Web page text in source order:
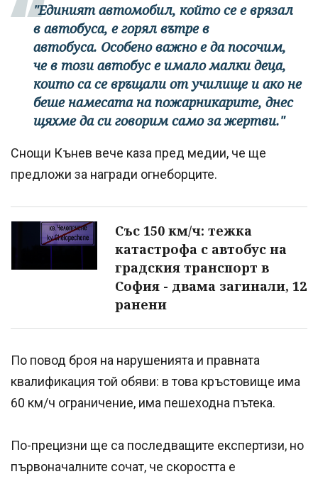
"Единият автомобил, който се е врязал
в автобуса, е горял вътре в
автобуса. Особено важно е да посочим,
че в този автобус е имало малки деца,
които са се връщали от училище и ако не
беше намесата на пожарникарите, днес
щяхме да си говорим само за жертви."
Снощи Кънев вече каза пред медии, че ще
предложи за награди огнеборците.
Със 150 км/ч: тежка
катастрофа с автобус на
градския транспорт в
София - двама загинали, 12
ранени
По повод броя на нарушенията и правната
квалификация той обяви: в това кръстовище има
60 км/ч ограничение, има пешеходна пътека.
По-прецизни ще са последващите експертизи, но
първоначалните сочат, че скоростта е